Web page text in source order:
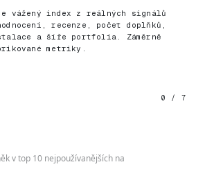
vážený index z reálných signálů
recenze, počet doplňků,
a šíře portfolia. Záměrně
metriky.
0 / 7
v top 10 nejpoužívanějších na